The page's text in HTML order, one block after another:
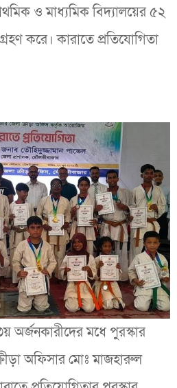
ও মাধ্যমিক বিদ্যালয়ের ৫২
করে। কারাতে প্রতিযোগিতা
অর্জনকারীদের মধে পুরস্কার
অফিসার মোঃ মাজহারুল